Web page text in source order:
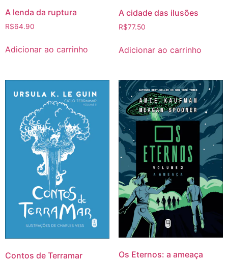
A lenda da ruptura
R$64.90
Adicionar ao carrinho
A cidade das ilusões
R$77.50
Adicionar ao carrinho
Contos de Terramar Os Eternos: a ameaça